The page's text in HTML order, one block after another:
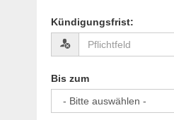
Kündigungsfrist:
Bis zum